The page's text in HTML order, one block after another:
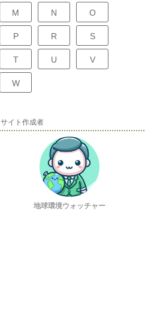
M N O
P R S
T U V
W
サイト作成者
地球環境ウォッチャー